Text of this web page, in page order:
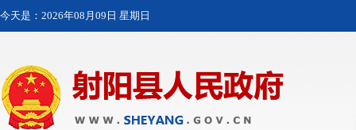
今天是： 2026年08月09日 星期日